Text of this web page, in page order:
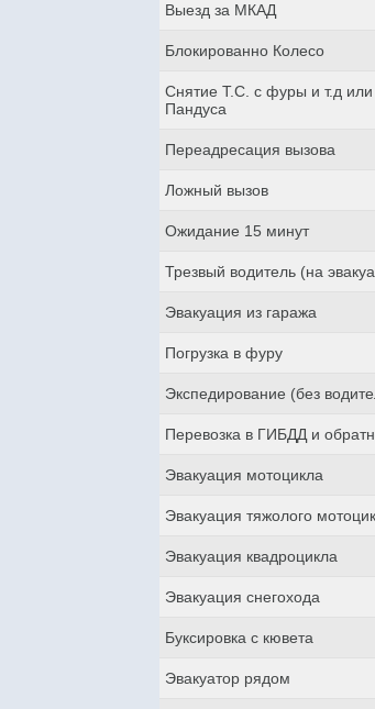
Выезд за МКАД
Блокированно Колесо
Снятие Т.С. с фуры и т.д или
Пандуса
Переадресация вызова
Ложный вызов
Ожидание 15 минут
Трезвый водитель (на
Эвакуация из гаража
Погрузка в фуру
Экспедирование (без
Перевозка в ГИБДД и
Эвакуация мотоцикла
Эвакуация тяжолого
Эвакуация квадроцикла
Эвакуация снегохода
Буксировка с кювета
Эвакуатор рядом